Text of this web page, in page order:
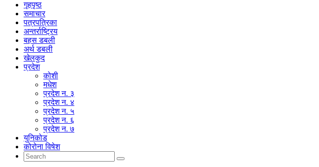
गृहपृष्‍ठ
समाचार
पत्रपत्रिका
अन्तर्राष्ट्रिय
बहस डबली
अर्थ डबली
खेलकुद
प्रदेश
कोशी
मधेश
प्रदेश न. ३
प्रदेश न. ४
प्रदेश न. ५
प्रदेश न. ६
प्रदेश न. ७
युनिकोड
कोरोना विषेश